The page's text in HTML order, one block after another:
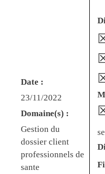
Date :
23/11/2022
Domaine(s) :
Gestion du
dossier client
professionnels de
sante